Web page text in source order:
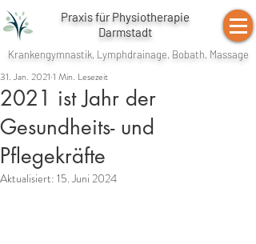
Praxis für Physiotherapie
Darmstadt
Krankengymnastik, Lymphdrainage, Bobath, Massage
2021 ist Jahr der
Gesundheits- und
Pflegekräfte
31. Jan. 2021 1 Min. Lesezeit
Aktualisiert: 15. Juni 2024